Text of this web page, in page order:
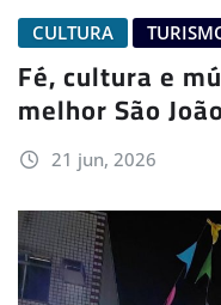
CULTURA
Fé, cultura e
melhor São
21 jun, 2026